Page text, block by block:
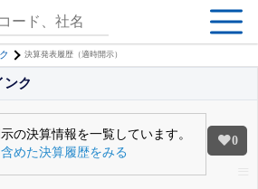
決算発表履歴（適時開示）
0
ンク
の決算情報を一覧しています。
めた決算履歴をみる